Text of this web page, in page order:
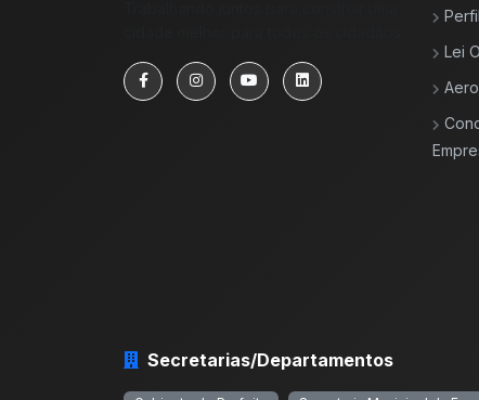
Lei
Secretarias/Departamentos